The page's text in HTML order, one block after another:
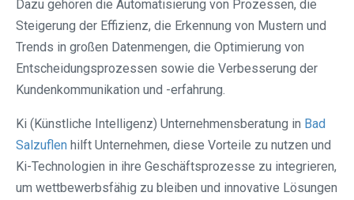
Dazu gehören die Automatisierung von Prozessen, die
Steigerung der Effizienz, die Erkennung von Mustern und
Trends in großen Datenmengen, die Optimierung von
Entscheidungsprozessen sowie die Verbesserung der
Kundenkommunikation und -erfahrung.
Ki (Künstliche Intelligenz) Unternehmensberatung in Bad
Salzuflen hilft Unternehmen, diese Vorteile zu nutzen und
Ki-Technologien in ihre Geschäftsprozesse zu integrieren,
um wettbewerbsfähig zu bleiben und innovative Lösungen